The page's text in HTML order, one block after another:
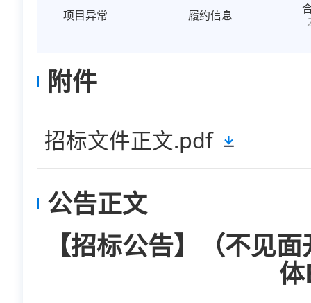
履约信息
项目异常
附件
招标文件正文.pdf
公告正文
【招标公告】（不见
体